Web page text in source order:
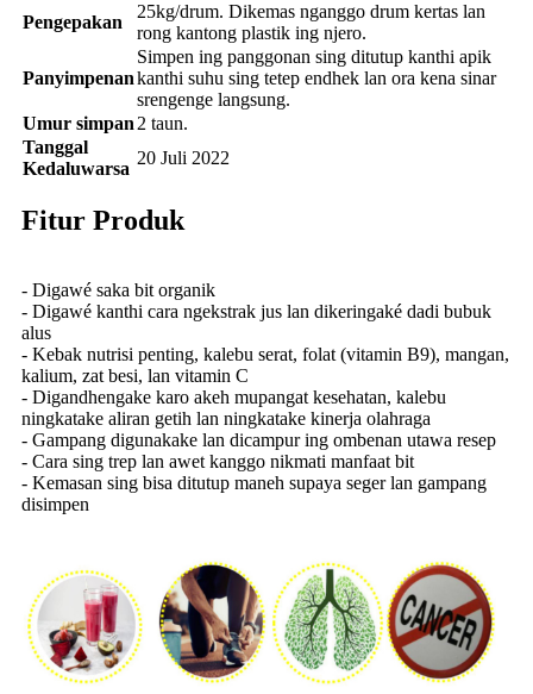
Pengepakan
25kg/drum. Dikemas nganggo drum kertas lan
rong kantong plastik ing njero.
Panyimpenan
Simpen ing panggonan sing ditutup kanthi apik
kanthi suhu sing tetep endhek lan ora kena sinar
srengenge langsung.
Umur simpan 2 taun.
Tanggal
Kedaluwarsa
20 Juli 2022
Fitur Produk
- Digawé saka bit organik
- Digawé kanthi cara ngekstrak jus lan dikeringaké dadi bubuk
alus
- Kebak nutrisi penting, kalebu serat, folat (vitamin B9), mangan,
kalium, zat besi, lan vitamin C
- Digandhengake karo akeh mupangat kesehatan, kalebu
ningkatake aliran getih lan ningkatake kinerja olahraga
- Gampang digunakake lan dicampur ing ombenan utawa resep
- Cara sing trep lan awet kanggo nikmati manfaat bit
- Kemasan sing bisa ditutup maneh supaya seger lan gampang
disimpen